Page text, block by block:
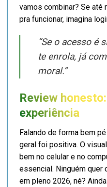
vamos combinar? Se até
pra funcionar, imagina
“Se o acesso é
te enrola, já
moral.”
Review
experiência
Falando de forma bem
geral foi positiva. O
bem no celular e no
essencial. Ninguém
em pleno 2026, né?